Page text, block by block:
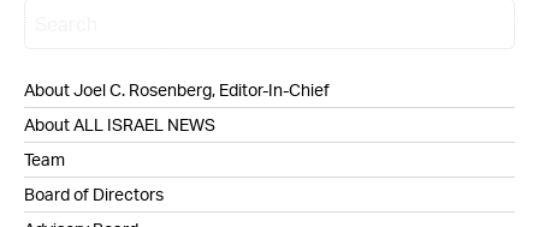
About Joel C. Rosenberg, Editor-In-Chief
About ALL ISRAEL NEWS
Team
Board of Directors